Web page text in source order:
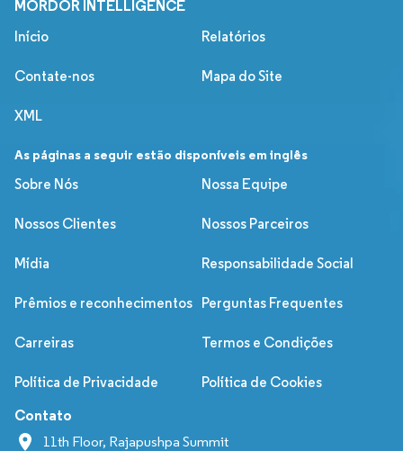
MORDOR INTELLIGENCE
Início Relatórios
Contate-nos Mapa do Site
XML
As páginas a seguir estão disponíveis em inglês
Sobre Nós
Nossa Equipe
Nossos Clientes Nossos Parceiros
Mídia Responsabilidade Social
Prêmios e reconhecimentos Perguntas Frequentes
Carreiras Termos e Condições
Política de Privacidade Política de Cookies
Contato
11th Floor, Rajapushpa Summit